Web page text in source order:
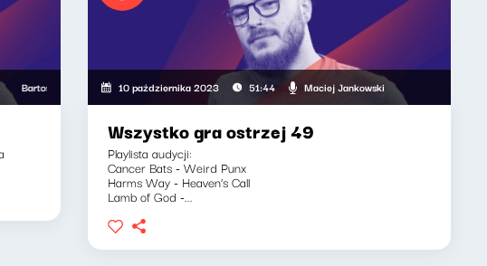
Bartosz "Fisz" Waglewski, Maciej Jankowski
10 października 2023 51:44 Maciej Jankowski
Wszystko gra ostrzej 49
Playlista audycji:
Cancer Bats - Weird Punx
Harms Way - Heaven’s Call
Lamb of God -...